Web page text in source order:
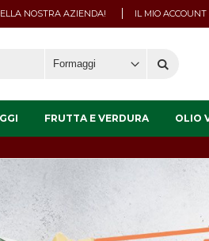
IL MIO ACCOUNT
NOSTRA AZIENDA!
FRUTTA E VERDURA OLIO